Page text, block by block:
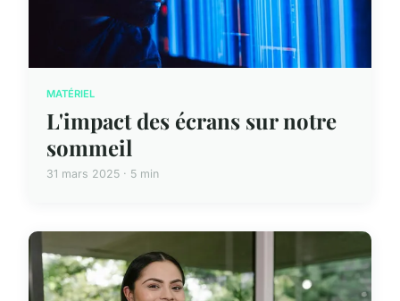
MATÉRIEL
L'impact des écrans sur notre
sommeil
31 mars 2025 · 5 min